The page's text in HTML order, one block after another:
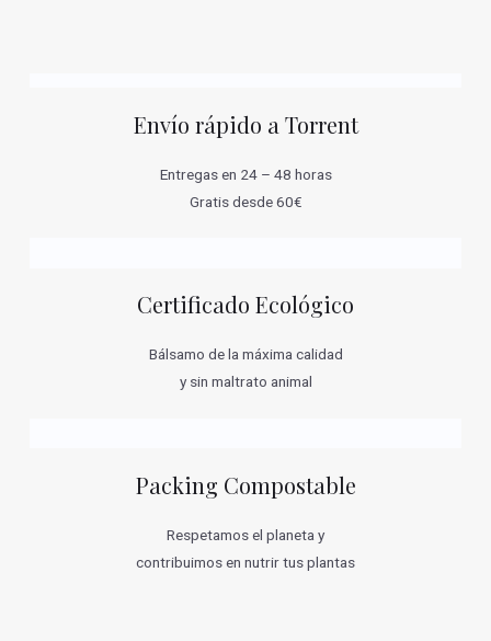
Envío rápido a Torrent
Entregas en 24 – 48 horas
Gratis desde 60€
Certificado Ecológico
Bálsamo de la máxima calidad
y sin maltrato animal
Packing Compostable
Respetamos el planeta y
contribuimos en nutrir tus plantas